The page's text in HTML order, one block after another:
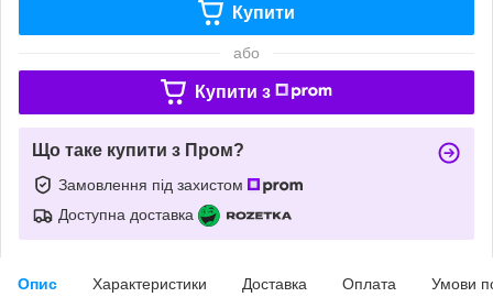
Купити
або
Купити з
Що таке купити з Пром?
Замовлення під захистом
Доступна доставка
Опис Характеристики Доставка Оплата Умови